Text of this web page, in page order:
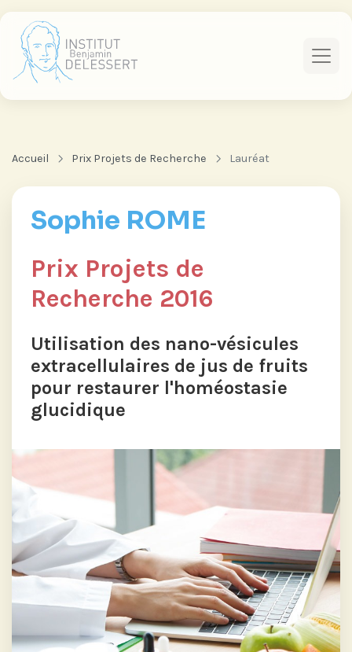
Accueil Prix Projets de Recherche Lauréat
Sophie ROME
Prix Projets de
Recherche 2016
Utilisation des nano-vésicules
extracellulaires de jus de fruits
pour restaurer l'homéostasie
glucidique